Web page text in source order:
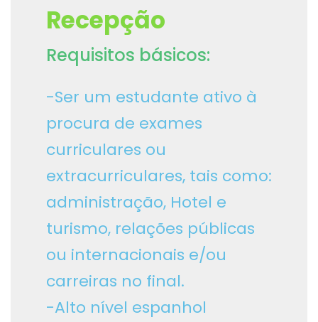
Recepção
Requisitos básicos:
-Ser um estudante ativo à
procura de exames
curriculares ou
extracurriculares, tais como:
administração, Hotel e
turismo, relações públicas
ou internacionais e/ou
carreiras no final.
-Alto nível espanhol